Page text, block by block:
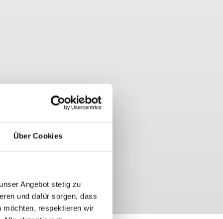
Über Cookies
Angebot stetig zu
und dafür sorgen, dass
möchten, respektieren wir